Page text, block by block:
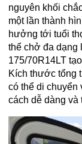
nguyên khối
một lần thành
hưởng tới tuổi
thể chở đa dạng
175/70R14LT
Kích thước tổng
có thể di chuyển
cách dễ dàng và